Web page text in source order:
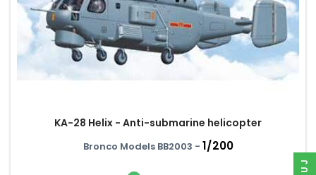
KA-28 Helix - Anti-submarine helicopter
Bronco Models BB2003 - 1/200